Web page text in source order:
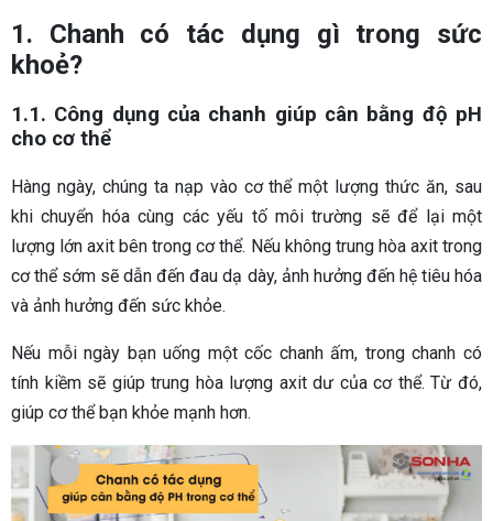
1. Chanh có tác dụng gì trong sức
khoẻ?
1.1. Công dụng của chanh giúp cân bằng độ pH
cho cơ thể
Hàng ngày, chúng ta nạp vào cơ thể một lượng thức ăn, sau
khi chuyển hóa cùng các yếu tố môi trường sẽ để lại một
lượng lớn axit bên trong cơ thể. Nếu không trung hòa axit trong
cơ thể sớm sẽ dẫn đến đau dạ dày, ảnh hưởng đến hệ tiêu hóa
và ảnh hưởng đến sức khỏe.
Nếu mỗi ngày bạn uống một cốc chanh ấm, trong chanh có
tính kiềm sẽ giúp trung hòa lượng axit dư của cơ thể. Từ đó,
giúp cơ thể bạn khỏe mạnh hơn.